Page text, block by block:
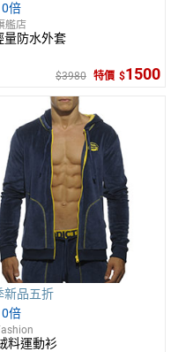
倍
艦店
量防水外套
3980 特價 1500
新品五折
倍
料運動衫